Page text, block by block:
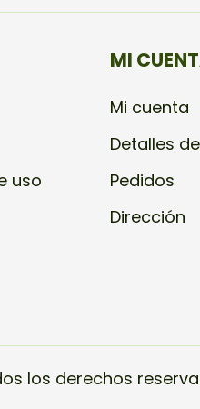
uso
MI
Mi cuenta
Detalles
Pedidos
Dirección
los derechos